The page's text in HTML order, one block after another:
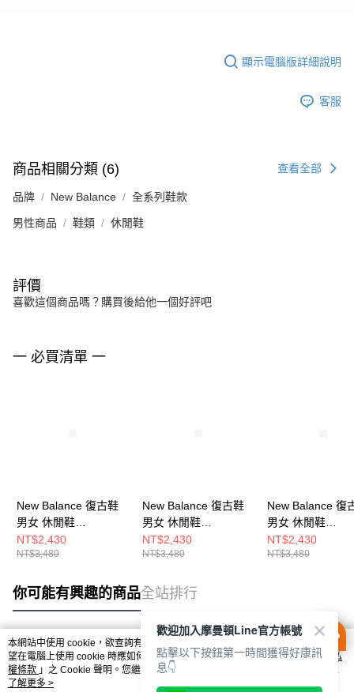
顯示電腦版詳細說明
客服
商品相關分類 (6) 查看全部
品牌 New Balance 全系列鞋款
男性商品 鞋類 休閒鞋
評價
喜歡這個商品嗎？購買後給他一個好評吧
一 必買清單 一
New Balance 復古鞋
男女 休閒鞋
U204LNPA-D
NT$2,430
NT$3,480
New Balance 復古鞋
男女 休閒鞋
U204LNPB-D
NT$2,430
NT$3,480
New Balance 復
男女 休閒鞋
U471VBA-D
NT$2,430
NT$3,480
你可能有興趣的商品全站排行
熱門標籤
本網站中使用 cookie，欲查詢有關本網站使用 cookie 方式之詳情，及若您不希
望在電腦上使用 cookie 時應如何變更電腦的 cookie 設定，請參閱本網站「
隱私
權條款 」之 Cookie 聲明。您繼續使用本網站即表示您同意本公司得按本網站使
用條款之 Cookie 聲明使用 cookie。
了解更多 >
歡迎加入摩曼頓Line官方帳號
點擊以下按鈕第一時間獲得好康訊
息👇